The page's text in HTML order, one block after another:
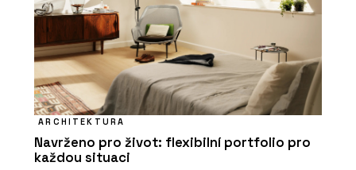
ARCHITEKTURA
Navrženo pro život: flexibilní portfolio pro
každou situaci